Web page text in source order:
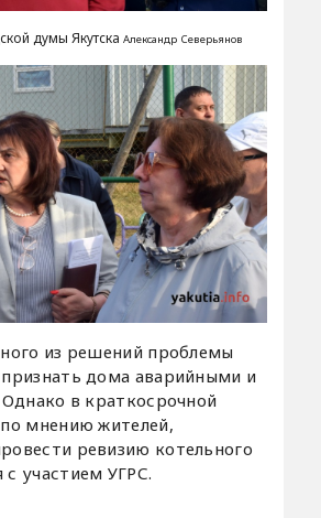
думы ЯкутскаАлександр Северьянов
из решений проблемы
признать дома аварийными и
Однако в краткосрочной
мнению жителей,
ревизию котельного
с участием УГРС.